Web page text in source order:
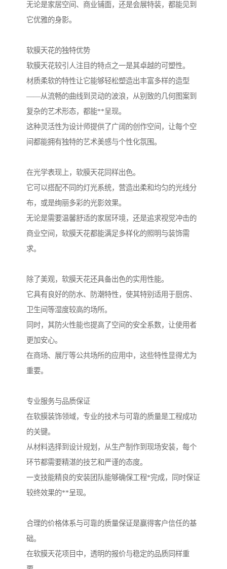
无论是家居空间、商业铺面，还是会展特装，都能见到
它优雅的身影。
软膜天花的独特优势
软膜天花较引人注目的特点之一是其卓越的可塑性。
材质柔软的特性让它能够轻松塑造出丰富多样的造型
——从流畅的曲线到灵动的波浪，从别致的几何图案到
复杂的艺术形态，都能**呈现。
这种灵活性为设计师提供了广阔的创作空间，让每个空
间都能拥有独特的艺术美感与个性化氛围。
在光学表现上，软膜天花同样出色。
它可以搭配不同的灯光系统，营造出柔和均匀的光线分
布，或是绚丽多彩的光影效果。
无论是需要温馨舒适的家居环境，还是追求视觉冲击的
商业空间，软膜天花都能满足多样化的照明与装饰需
求。
除了美观，软膜天花还具备出色的实用性能。
它具有良好的防水、防潮特性，使其特别适用于厨房、
卫生间等湿度较高的场所。
同时，其防火性能也提高了空间的安全系数，让使用者
更加安心。
在商场、展厅等公共场所的应用中，这些特性显得尤为
重要。
专业服务与品质保证
在软膜装饰领域，专业的技术与可靠的质量是工程成功
的关键。
从材料选择到设计规划，从生产制作到现场安装，每个
环节都需要精湛的技艺和严谨的态度。
一支技能精良的安装团队能够确保工程*完成，同时保证
较终效果的**呈现。
合理的价格体系与可靠的质量保证是赢得客户信任的基
础。
在软膜天花项目中，透明的报价与稳定的品质同样重